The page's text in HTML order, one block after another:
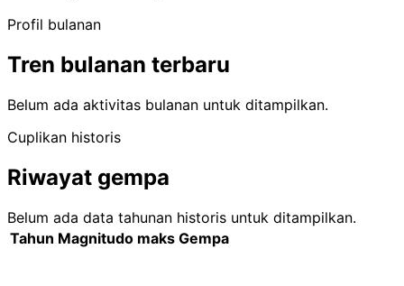
Profil bulanan
Tren bulanan terbaru
Belum ada aktivitas bulanan untuk ditampilkan.
Cuplikan historis
Riwayat gempa
Belum ada data tahunan historis untuk ditampilkan.
Tahun Magnitudo maks Gempa